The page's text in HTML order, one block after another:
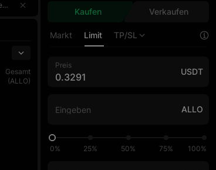
d
Gesamt
(ALLO)
Kaufen Verkaufen
Markt Limit TP/SL
Preis
USDT
ALLO
0% 25% 50% 75% 100%